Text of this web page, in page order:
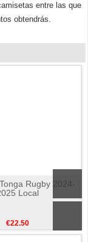
entre las que
obtendrás.
Rugby 2024-
Local
€22.50